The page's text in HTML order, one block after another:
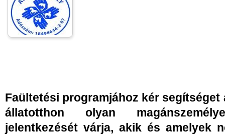
Faültetési programjához kér segítséget
állatotthon olyan
jelentkezését várja, akik és amelyek